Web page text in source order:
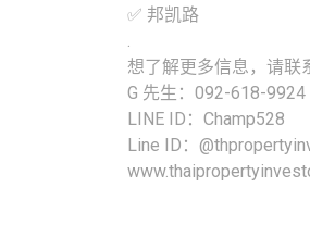
✅ 邦凯路
.
想了解更多信息，请联
G 先生：092-618-9924
LINE ID：Champ528
Line ID：